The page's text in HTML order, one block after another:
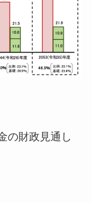
の財政見通し